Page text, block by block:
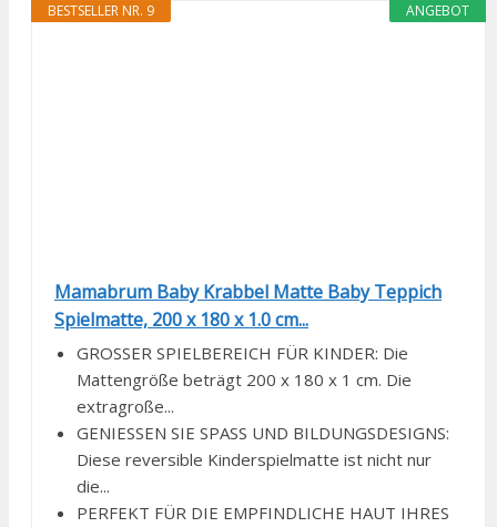
ANGEBOT
BESTSELLER NR. 9
Mamabrum Baby Krabbel Matte Baby Teppich
Spielmatte, 200 x 180 x 1.0 cm...
GROSSER SPIELBEREICH FÜR KINDER: Die
Mattengröße beträgt 200 x 180 x 1 cm. Die
extragroße...
GENIESSEN SIE SPASS UND BILDUNGSDESIGNS:
Diese reversible Kinderspielmatte ist nicht nur
die...
PERFEKT FÜR DIE EMPFINDLICHE HAUT IHRES